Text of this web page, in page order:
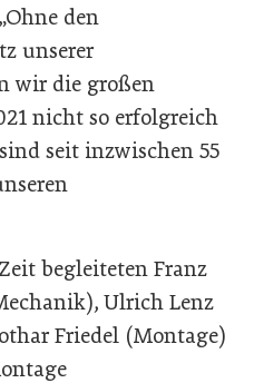
den
unserer
wir die großen
nicht so erfolgreich
seit inzwischen 55
begleiteten Franz
Ulrich Lenz
Friedel (Montage)